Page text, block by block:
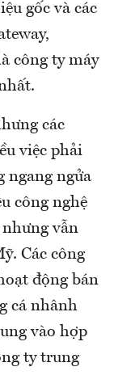
gốc và các
công ty máy
các
việc phải
ngang ngửa
công nghệ
vẫn
Các công
động bán
cá nhânh
vào hợp
ty trung